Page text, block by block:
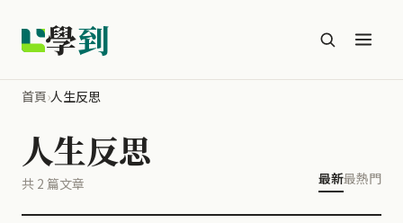
學到
首頁›人生反思
人生反思
共 2 篇文章 最新最熱門